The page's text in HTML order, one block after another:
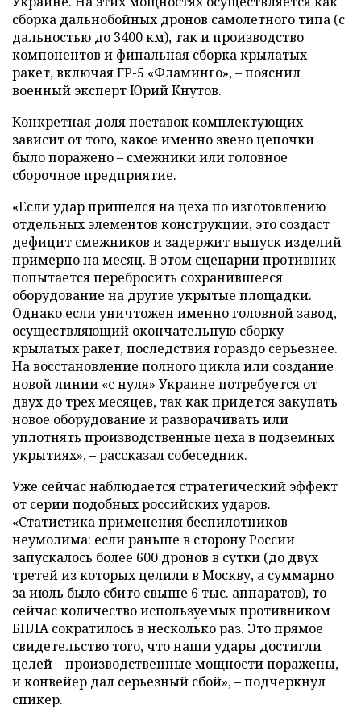
сборка дальнобойных дронов самолетного типа (с
дальностью до 3400 км), так и производство
компонентов и финальная сборка крылатых
ракет, включая FP-5 «Фламинго», – пояснил
военный эксперт Юрий Кнутов.
Конкретная доля поставок комплектующих
зависит от того, какое именно звено цепочки
было поражено – смежники или головное
сборочное предприятие.
«Если удар пришелся на цеха по изготовлению
отдельных элементов конструкции, это создаст
дефицит смежников и задержит выпуск изделий
примерно на месяц. В этом сценарии противник
попытается перебросить сохранившееся
оборудование на другие укрытые площадки.
Однако если уничтожен именно головной завод,
осуществляющий окончательную сборку
крылатых ракет, последствия гораздо серьезнее.
На восстановление полного цикла или создание
новой линии «с нуля» Украине потребуется от
двух до трех месяцев, так как придется закупать
новое оборудование и разворачивать или
уплотнять производственные цеха в подземных
укрытиях», – рассказал собеседник.
Уже сейчас наблюдается стратегический эффект
от серии подобных российских ударов.
«Статистика применения беспилотников
неумолима: если раньше в сторону России
запускалось более 600 дронов в сутки (до двух
третей из которых целили в Москву, а суммарно
за июль было сбито свыше 6 тыс. аппаратов), то
сейчас количество используемых противником
БПЛА сократилось в несколько раз. Это прямое
свидетельство того, что наши удары достигли
целей – производственные мощности поражены,
и конвейер дал серьезный сбой», – подчеркнул
спикер.